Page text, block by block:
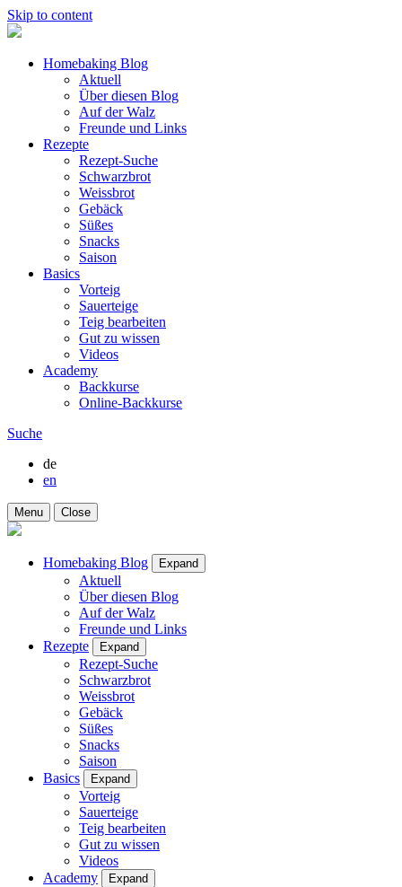
Skip to content
Homebaking Blog
Aktuell
Über diesen Blog
Auf der Walz
Freunde und Links
Rezepte
Rezept-Suche
Schwarzbrot
Weissbrot
Gebäck
Süßes
Snacks
Saison
Basics
Vorteig
Sauerteige
Teig bearbeiten
Gut zu wissen
Videos
Academy
Backkurse
Online-Backkurse
Suche
de
en
Menu Close
Homebaking Blog Expand
Aktuell
Über diesen Blog
Auf der Walz
Freunde und Links
Rezepte
Expand
Rezept-Suche
Schwarzbrot
Weissbrot
Gebäck
Süßes
Snacks
Saison
Basics
Expand
Vorteig
Sauerteige
Teig bearbeiten
Gut zu wissen
Videos
Academy
Expand